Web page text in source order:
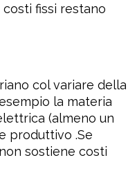
fissi restano
col variare della
la materia
(almeno un
produttivo .Se
sostiene costi